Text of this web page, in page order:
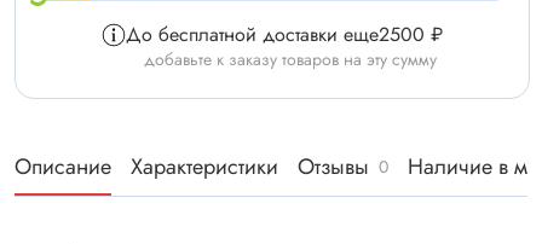
До бесплатной доставки еще2500 ₽
добавьте к заказу товаров на эту сумму
Описание Характеристики Отзывы 0 Наличие в